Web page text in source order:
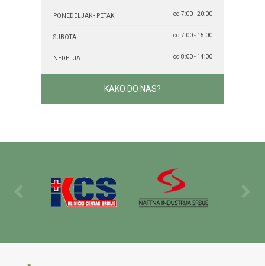
PONEDELJAK - PETAK od 7:00 - 20:00
SUBOTA od 7:00 - 15:00
NEDELJA od 8:00 - 14:00
KAKO DO NAS?